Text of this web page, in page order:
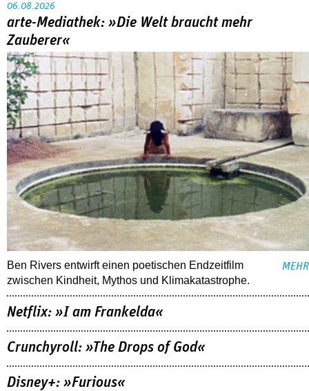
06.08.2026
arte-Mediathek: »Die Welt braucht mehr
Zauberer«
Ben Rivers entwirft einen poetischen Endzeitfilm
zwischen Kindheit, Mythos und Klimakatastrophe.
MEHR
Netflix: »I am Frankelda«
Crunchyroll: »The Drops of God«
Disney+: »Furious«